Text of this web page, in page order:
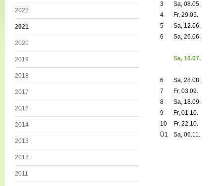
2022
2021
2020
2019
2018
2017
2016
2014
2013
2012
2011
3
Sa, 08.05.
4
Fr, 29.05.
5
Sa, 12.06.
6
Sa, 26.06.
Sa, 10.07.
6
Sa, 28.08.
7
Fr, 03.09.
8
Sa, 18.09.
9
Fr, 01.10.
10
Fr, 22.10.
Ü1
Sa, 06.11.